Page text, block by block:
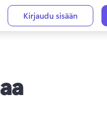
Kirjaudu sisään